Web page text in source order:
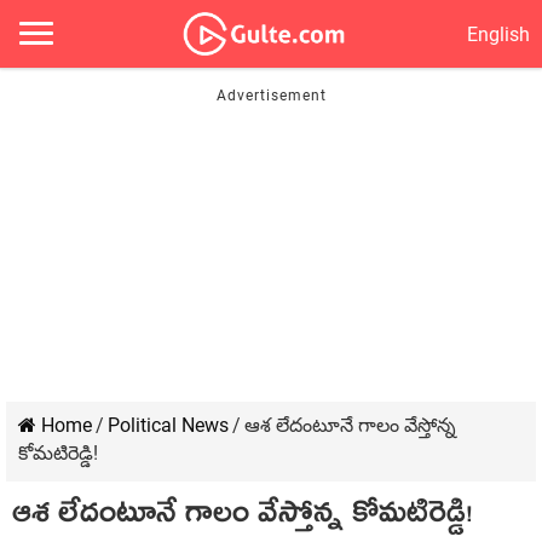
English
Home/ Political News/ ఆశ లేదంటూనే గాలం వేస్తోన్న
కోమ‌టిరెడ్డి!
ఆశ లేదంటూనే గాలం వేస్తోన్న కోమ‌టిరెడ్డి!